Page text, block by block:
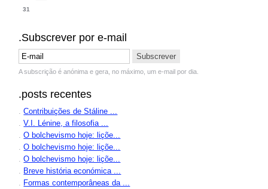
31
.Subscrever por e-mail
A subscrição é anónima e gera, no máximo, um e-mail por dia.
.posts recentes
.Contribuições de Stáline ...
.V.I. Lénine, a filosofia ...
.O bolchevismo hoje: liçõe...
.O bolchevismo hoje: liçõe...
.O bolchevismo hoje: liçõe...
Breve história económica ...
Formas contemporâneas da ...